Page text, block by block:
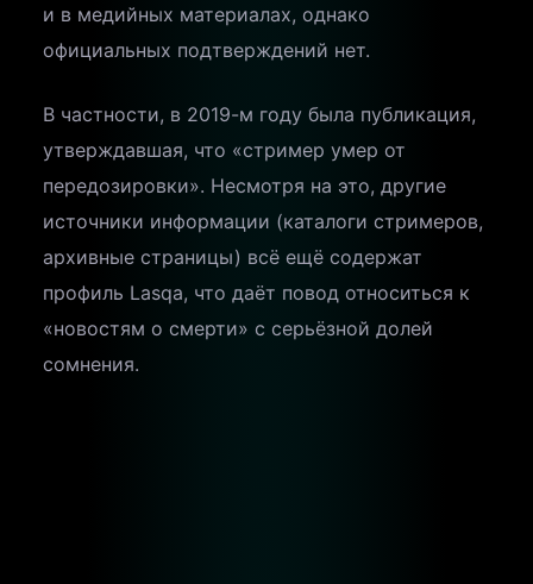
и в медийных материалах, однако
официальных подтверждений нет.
В частности, в 2019-м году была публикация,
утверждавшая, что «стример умер от
передозировки». Несмотря на это, другие
источники информации (каталоги стримеров,
архивные страницы) всё ещё содержат
профиль Lasqa, что даёт повод относиться к
«новостям о смерти» с серьёзной долей
сомнения.